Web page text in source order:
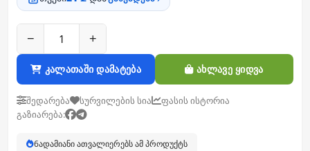
− +
კალათაში დამატება ახლავე ყიდვა
შედარება სურვილების სია
ფასის ისტორია
გაზიარება:
6ადამიანი ათვალიერებს ამ პროდუქტს